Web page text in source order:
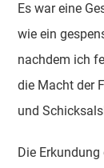
Es war eine
wie ein
nachdem ich
die Macht der
und
Die